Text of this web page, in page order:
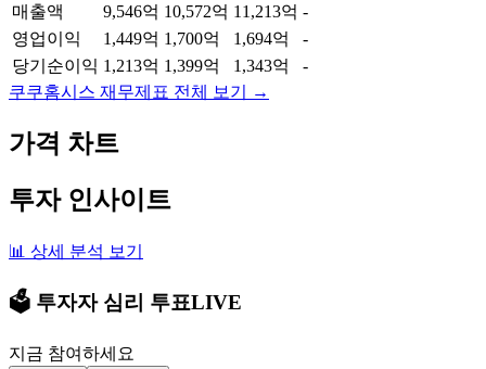
매출액
9,546억 10,572억 11,213억 -
영업이익
1,449억 1,700억 1,694억
-
당기순이익 1,213억 1,399억 1,343억
-
쿠쿠홈시스 재무제표 전체 보기 →
가격 차트
투자 인사이트
📊 상세 분석 보기
🗳️ 투자자 심리 투표LIVE
지금 참여하세요